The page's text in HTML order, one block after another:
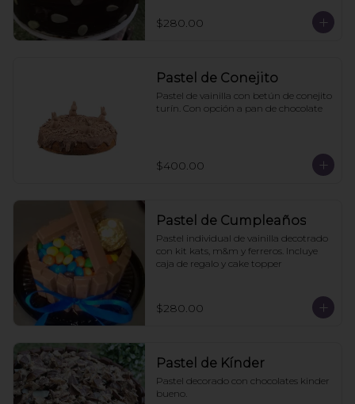
$280.00
Pastel de Conejito
Pastel de vainilla con betún de conejito
turín. Con opción a pan de chocolate
$400.00
Pastel de Cumpleaños
Pastel individual de vainilla decotrado
con kit kats, m&m y ferreros. Incluye
caja de regalo y cake topper
$280.00
Pastel de Kínder
Pastel decorado con chocolates kinder
bueno.